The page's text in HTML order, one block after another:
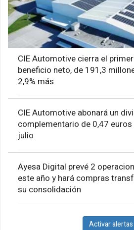
CIE Automotive cierra el
beneficio neto, de 191,3
2,9% más
CIE Automotive abonará un
complementario de 0,47
julio
Ayesa Digital prevé 2
este año y hará compras
su consolidación
Activar alertas